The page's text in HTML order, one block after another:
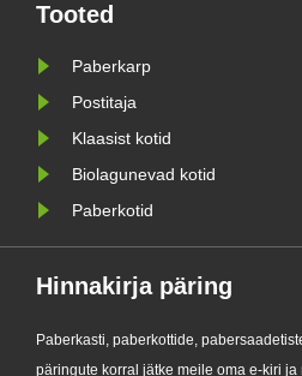
Tooted
Paberkarp
Postitaja
Klaasist kotid
Biolagunevad kotid
Paberkotid
Hinnakirja päring
Paberkasti, paberkottide,
päringute korral jätke meile oma e-kiri